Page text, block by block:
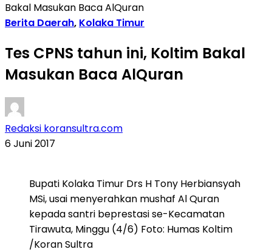
Bakal Masukan Baca AlQuran
Berita Daerah, Kolaka Timur
Tes CPNS tahun ini, Koltim Bakal
Masukan Baca AlQuran
Redaksi koransultra.com
6 Juni 2017
Bupati Kolaka Timur Drs H Tony Herbiansyah
MSi, usai menyerahkan mushaf Al Quran
kepada santri beprestasi se-Kecamatan
Tirawuta, Minggu (4/6) Foto: Humas Koltim
/Koran Sultra